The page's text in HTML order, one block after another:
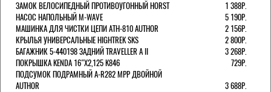
ЗАМОК ВЕЛОСИПЕДНЫЙ ПРОТИВОУГОННЫЙ HORST
1 388Р.
НАСОС НАПОЛЬНЫЙ M-WAVE
5 190Р.
МАШИНКА ДЛЯ ЧИСТКИ ЦЕПИ ATH-810 AUTHOR
2 156Р.
КРЫЛЬЯ УНИВЕРСАЛЬНЫЕ HIGHTREK SKS
2 800Р.
БАГАЖНИК 5-440198 ЗАДНИЙ TRAVELLER A II
3 268Р.
ПОКРЫШКА KENDA 16"Х2,125 K846
729Р.
ПОДСУМОК ПОДРАМНЫЙ A-R282 MPP ДВОЙНОЙ
AUTHOR
3 688Р.